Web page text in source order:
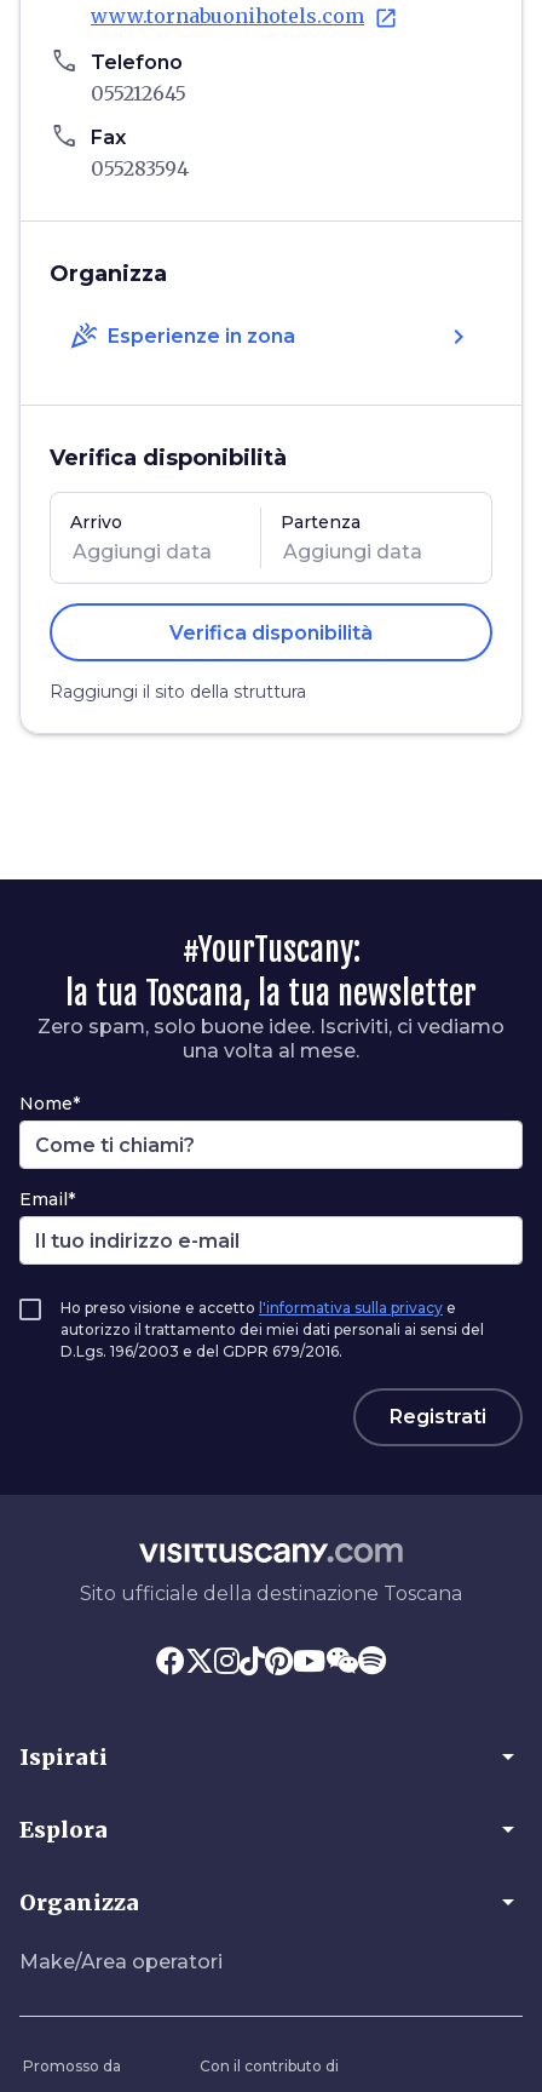
www.tornabuonihotels.com open_in_new
phone Telefono
055212645
phone Fax
055283594
Organizza
celebration Esperienze in zona chevron_right
Verifica disponibilità
Arrivo Partenza
Verifica disponibilità
Raggiungi il sito della struttura
#YourTuscany:
la tua Toscana, la tua newsletter
Zero spam, solo buone idee. Iscriviti, ci vediamo
una volta al mese.
Nome*
Email*
Ho preso visione e accetto l'informativa sulla privacy e
autorizzo il trattamento dei miei dati personali ai sensi del
D.Lgs. 196/2003 e del GDPR 679/2016.
Registrati
Sito ufficiale della destinazione Toscana
Ispirati arrow_drop_down
Esplora arrow_drop_down
Organizza arrow_drop_down
Make/Area operatori
Promosso da Con il contributo di